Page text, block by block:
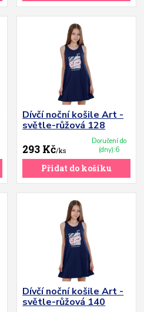
Dívčí noční košile Art -
světle-růžová 128
293 Kč/ks
Doručení do
(dny):6
Přidat do košíku
Dívčí noční košile Art -
světle-růžová 140